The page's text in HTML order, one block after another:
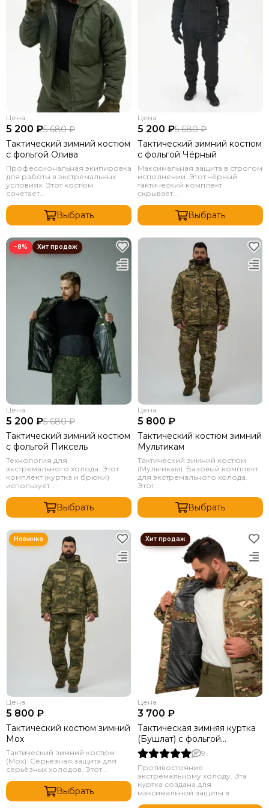
Цена
5 200 ₽5 680 ₽
Тактический зимний костюм
с фольгой Олива
Профессиональная экипировка
для работы в экстремальных
условиях. Этот костюм
сочетает...
Выбрать
Цена
5 200 ₽5 680 ₽
Тактический зимний костюм
с фольгой Чёрный
Максимальная защита в строгом
исполнении. Этот чёрный
тактический комплект
скрывает...
Выбрать
−8%
Цена
5 200 ₽5 680 ₽
Тактический зимний костюм
с фольгой Пиксель
Технология для
экстремального холода. Этот
комплект (куртка и брюки)
использует...
Выбрать
Цена
5 800 ₽
Тактический костюм зимний
Мультикам
Тактический зимний костюм
(Мультикам). Базовый комплект
для экстремального холода.
Этот...
Выбрать
Цена
5 800 ₽
Тактический костюм зимний
Мох
Тактический зимний костюм
(Мох). Серьёзная защита для
серьёзных холодов. Этот...
Выбрать
Цена
3 700 ₽
Тактическая зимняя куртка
(Бушлат) с фольгой
Мультикам
9
Противостояние
экстремальному холоду. Эта
куртка создана для
максимальной защиты в...